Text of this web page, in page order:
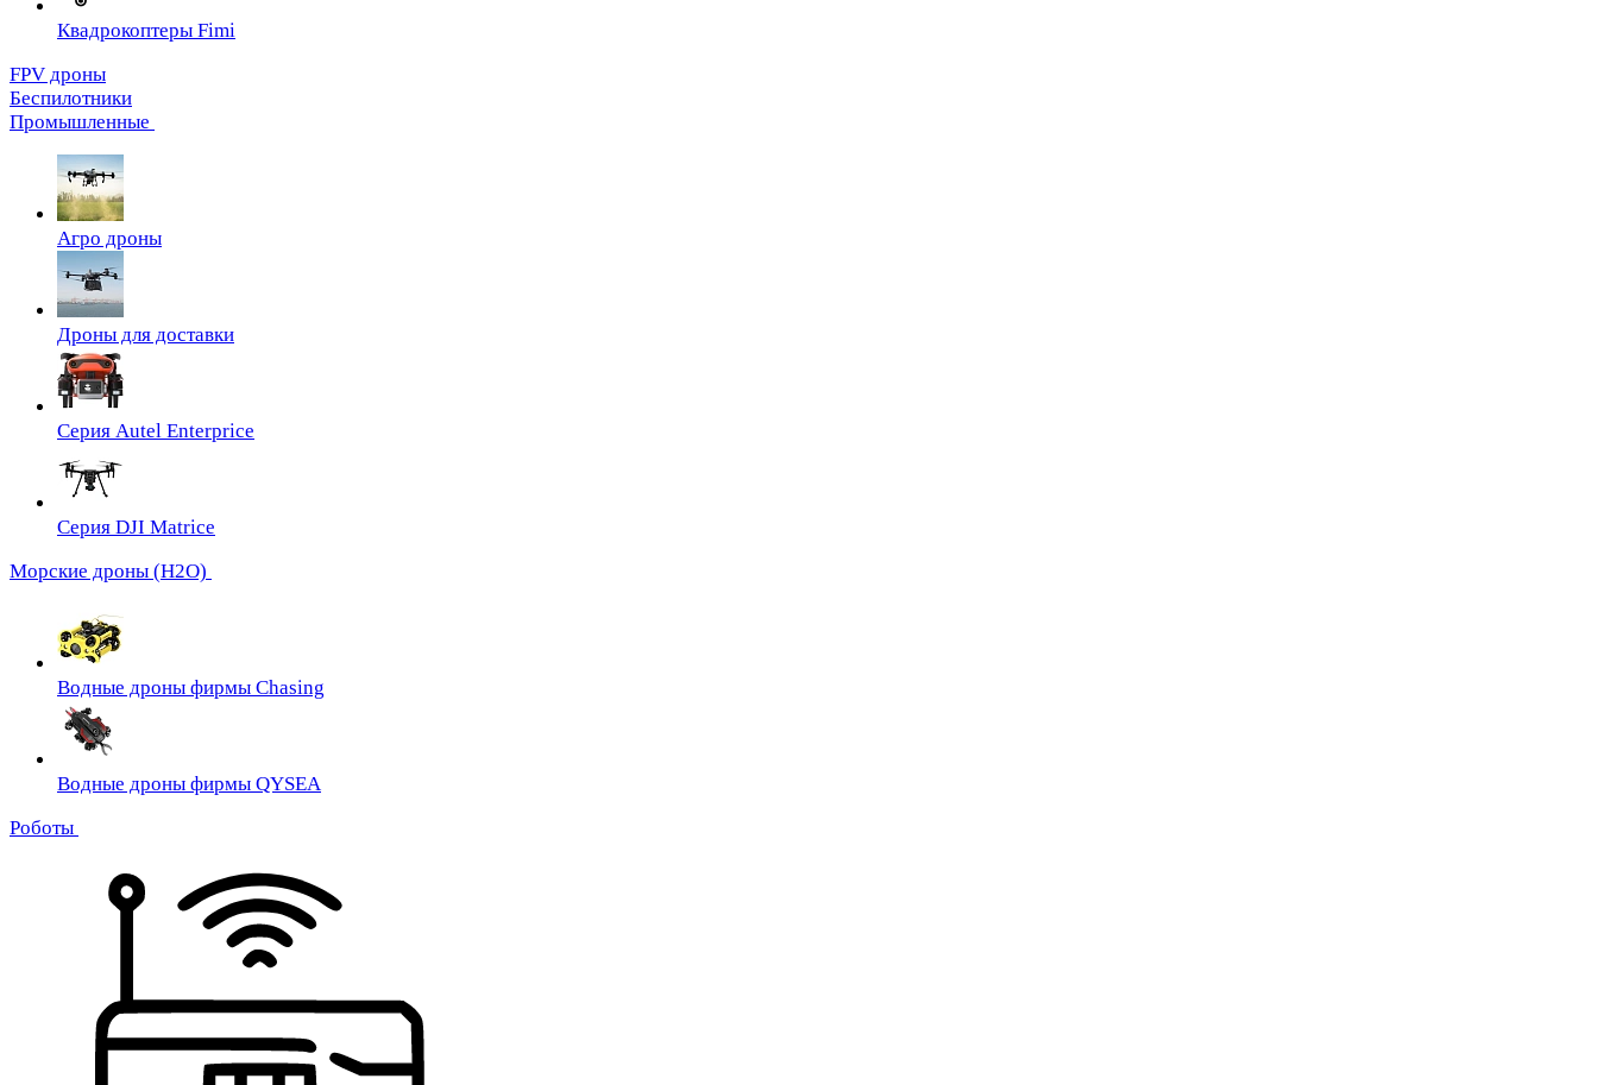
Квадрокоптеры Fimi
FPV дроны
Беспилотники
Промышленные
Агро дроны
Дроны для доставки
Серия Autel Enterprice
Серия DJI Matrice
Морские дроны (H2O)
Водные дроны фирмы Chasing
Водные дроны фирмы QYSEA
Роботы